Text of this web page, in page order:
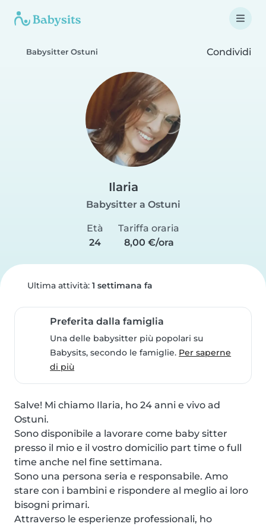
Babysitter Ostuni Condividi
Ilaria
Babysitter a Ostuni
Età
24
Tariffa oraria
8,00 €/ora
Ultima attività: 1 settimana fa
Preferita dalla famiglia
Una delle babysitter più popolari su
Babysits, secondo le famiglie. Per saperne
di più
Salve! Mi chiamo Ilaria, ho 24 anni e vivo ad
Ostuni.
Sono disponibile a lavorare come baby sitter
presso il mio e il vostro domicilio part time o full
time anche nel fine settimana.
Sono una persona seria e responsabile. Amo
stare con i bambini e rispondere al meglio ai loro
bisogni primari.
Attraverso le esperienze professionali, ho